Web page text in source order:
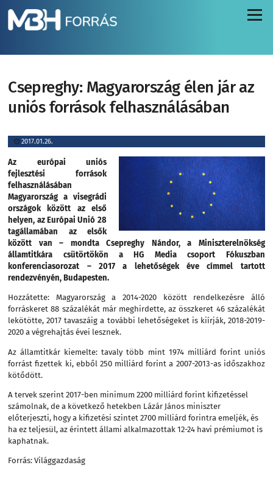
Menü
Csepreghy: Magyarország élen jár az
uniós források felhasználásában
2017.01.26.
Az európai uniós
fejlesztési források
felhasználásában
Magyarország a visegrádi
országok között az első
helyen, az Európai Unió 28
tagállamában az elsők
között van – mondta Csepreghy Nándor, a Miniszterelnökség
államtitkára csütörtökön a HG Media csoport Fókuszban
konferenciasorozat – 2017 a lehetőségek éve címmel tartott
rendezvényén, Budapesten.
Hozzátette: Magyarország a 2014-2020 között rendelkezésre álló
forráskeret 88 százalékát már meghirdette, az összkeret 46 százalékát
lekötötte, 2017 tavaszáig a további lehetőségeket is kiírják, 2018-2019-
2020 a végrehajtás évei lesznek.
Az államtitkár kiemelte: tavaly több mint 1974 milliárd forint uniós
forrást fizettek ki, ebből 250 milliárd forint a 2007-2013-as időszakhoz
kötődött.
A tervek szerint 2017-ben minimum 2200 milliárd forint kifizetéssel
számolnak, de a következő hetekben Lázár János miniszter
előterjeszti, hogy a kifizetési szintet 2700 milliárd forintra emeljék, és
ha ez teljesül, az érintett állami alkalmazottak 12-24 havi prémiumot is
kaphatnak.
Forrás: Világgazdaság